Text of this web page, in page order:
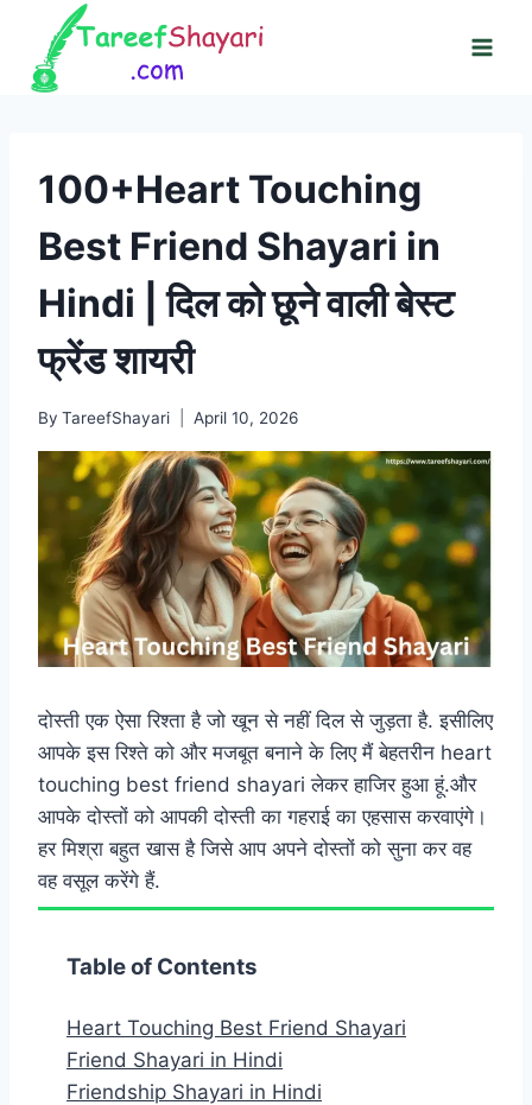
content
100+Heart Touching
Best Friend Shayari in
Hindi | दिल को छूने वाली बेस्ट
फ्रेंड शायरी
By TareefShayari April 10, 2026
दोस्ती एक ऐसा रिश्ता है जो खून से नहीं दिल से जुड़ता है. इसीलिए
आपके इस रिश्ते को और मजबूत बनाने के लिए मैं बेहतरीन heart
touching best friend shayari लेकर हाजिर हुआ हूं.और
आपके दोस्तों को आपकी दोस्ती का गहराई का एहसास करवाएंगे।
हर मिश्रा बहुत खास है जिसे आप अपने दोस्तों को सुना कर वह
वह वसूल करेंगे हैं.
Table of Contents
Heart Touching Best Friend Shayari
Friend Shayari in Hindi
Friendship Shayari in Hindi